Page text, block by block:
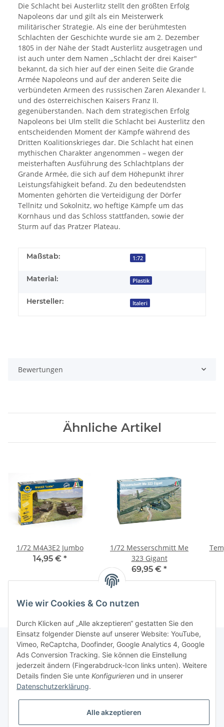
Die Schlacht bei Austerlitz stellt den größten Erfolg
Napoleons dar und gilt als ein Meisterwerk
militärischer Strategie. Als eine der berühmtesten
Schlachten der Geschichte wurde sie am 2. Dezember
1805 in der Nähe der Stadt Austerlitz ausgetragen und
ist auch unter dem Namen „Schlacht der drei Kaiser"
bekannt, da sich hier auf der einen Seite die Grande
Armée Napoleons und auf der anderen Seite die
verbündeten Armeen des russischen Zaren Alexander I.
und des österreichischen Kaisers Franz II.
gegenüberstanden. Nach dem strategischen Erfolg
Napoleons bei Ulm stellt die Schlacht bei Austerlitz den
entscheidenden Moment der Kämpfe während des
Dritten Koalitionskrieges dar. Die Schlacht hat einen
mythischen Charakter angenommen – wegen der
meisterhaften Ausführung des Schlachtplans der
Grande Armée, die sich auf dem Höhepunkt ihrer
Leistungsfähigkeit befand. Zu den bedeutendsten
Momenten gehörten die Verteidigung der Dörfer
Tellnitz und Sokolnitz, wo heftige Kämpfe um das
Kornhaus und das Schloss stattfanden, sowie der
Sturm auf das Pratzer Plateau.
Maßstab: 1:72
Material: Plastik
Hersteller: Italeri
Bewertungen
Ähnliche Artikel
1/72 M4A3E2 Jumbo
14,95 € *
1/72 Messerschmitt Me
323 Gigant
69,95 € *
Informationen
Gesetzliche Informationen
Wie wir Cookies & Co nutzen
Durch Klicken auf „Alle akzeptieren“ gestatten Sie den
Einsatz folgender Dienste auf unserer Website: YouTube,
Vimeo, ReCaptcha, Doofinder, Google Analytics 4, Google
Ads Conversion Tracking. Sie können die Einstellung
jederzeit ändern (Fingerabdruck-Icon links unten). Weitere
Details finden Sie unte Konfigurieren und in unserer
Datenschutzerklärung.
Alle akzeptieren